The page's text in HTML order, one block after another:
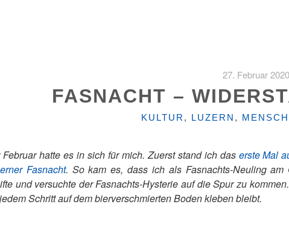
27. Februar 2020
FASNACHT –
KATEGORIEN
KULTUR , LUZERN ,
Februar hatte es in sich für mich. Zuerst stand ich das erste Mal
Fasnacht. So kam es, dass ich als Fasnachts-Neuling
und versuchte der Fasnachts-Hysterie auf die Spur zu
Schritt auf dem bierverschmierten Boden kleben bleibt.